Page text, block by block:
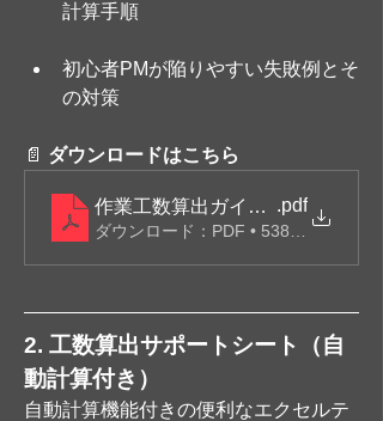
計算手順
初心者PMが陥りやすい失敗例とそ
の対策
📄 ダウンロードはこちら
作業工数算出ガイドライン
.pdf
ダウンロード：PDF • 538KB
2. 工数算出サポートシート（自
動計算付き）
自動計算機能付きの便利なエクセルテ